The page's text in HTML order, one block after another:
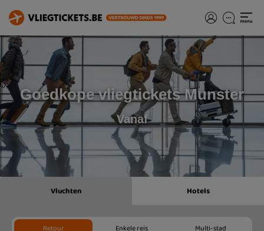
Goedkope vliegtickets Munster
Vanaf